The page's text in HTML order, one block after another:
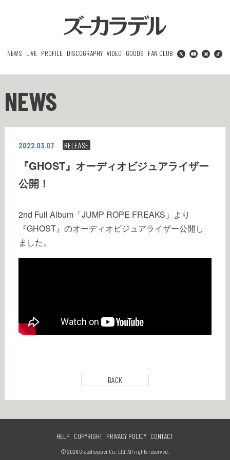
NEWS LIVE PROFILE DISCOGRAPHY VIDEO GOODS FAN CLUB
NEWS
2022.03.07 RELEASE
『GHOST』オーディオビジュアライザー
公開！
2nd Full Album「JUMP ROPE FREAKS」より
『GHOST』のオーディオビジュアライザー公開し
ました。
BACK
HELP COPYRIGHT PRIVACY POLICY CONTACT
© 2026 Grasshopper Co., Ltd. All rights reserved.